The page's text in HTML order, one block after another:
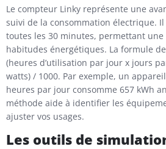
Le compteur Linky représente une
suivi de la consommation électrique.
toutes les 30 minutes, permettant une
habitudes énergétiques. La formule
(heures d’utilisation par jour x jours
watts) / 1000. Par exemple, un
heures par jour consomme 657 kWh
méthode aide à identifier les
ajuster vos usages.
Les outils de